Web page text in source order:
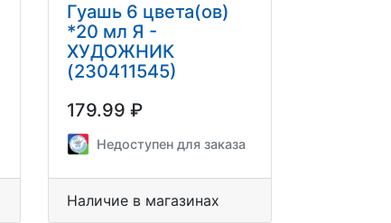
Гуашь 6 цвета(ов)
*20 мл Я -
ХУДОЖНИК
(230411545)
179.99 ₽
Недоступен для заказа
Наличие в магазинах